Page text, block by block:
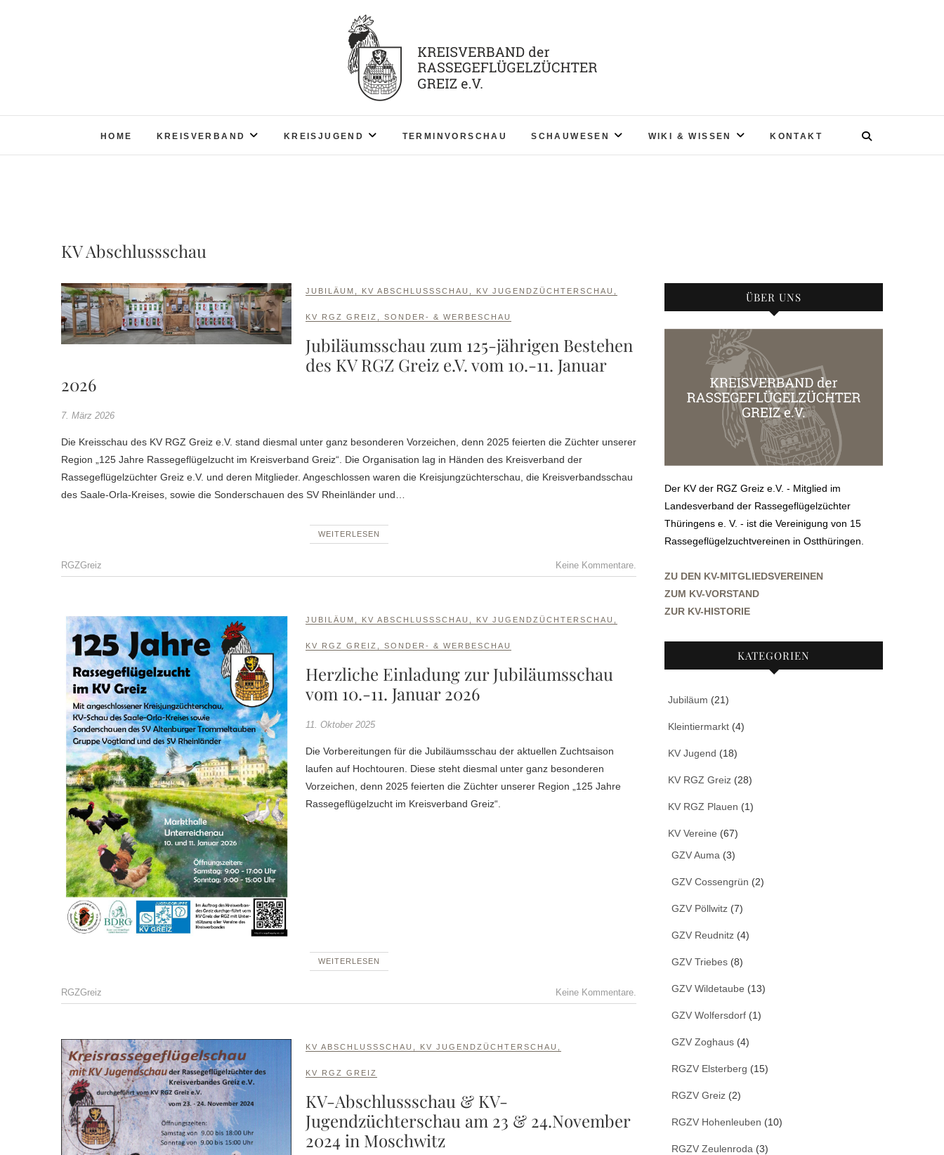
KV RGZ Greiz
HOME KREISVERBAND KREISJUGEND TERMINVORSCHAU SCHAUWESEN WIKI & WISSEN KONTAKT
KV Abschlussschau
JUBILÄUM KV ABSCHLUSSSCHAU KV JUGENDZÜCHTERSCHAU
KV RGZ GREIZ SONDER- & WERBESCHAU
Jubiläumsschau zum 125-jährigen Bestehen
des KV RGZ Greiz e.V. vom 10.-11. Januar
2026
7. März 2026
Die Kreisschau des KV RGZ Greiz e.V. stand diesmal unter ganz besonderen Vorzeichen, denn 2025 feierten die Züchter unserer
Region „125 Jahre Rassegeflügelzucht im Kreisverband Greiz“. Die Organisation lag in Händen des Kreisverband der
Rassegeflügelzüchter Greiz e.V. und deren Mitglieder. Angeschlossen waren die Kreisjungzüchterschau, die Kreisverbandsschau
des Saale-Orla-Kreises, sowie die Sonderschauen des SV Rheinländer und…
WEITERLESEN
RGZGreiz Keine Kommentare.
JUBILÄUM KV ABSCHLUSSSCHAU KV JUGENDZÜCHTERSCHAU
KV RGZ GREIZ SONDER- & WERBESCHAU
Herzliche Einladung zur Jubiläumsschau
vom 10.-11. Januar 2026
11. Oktober 2025
Die Vorbereitungen für die Jubiläumsschau der aktuellen Zuchtsaison
laufen auf Hochtouren. Diese steht diesmal unter ganz besonderen
Vorzeichen, denn 2025 feierten die Züchter unserer Region „125 Jahre
Rassegeflügelzucht im Kreisverband Greiz“.
WEITERLESEN
RGZGreiz Keine Kommentare.
KV ABSCHLUSSSCHAU KV JUGENDZÜCHTERSCHAU
KV RGZ GREIZ
KV-Abschlussschau & KV-
Jugendzüchterschau am 23 & 24.November
2024 in Moschwitz
ÜBER UNS
Der KV der RGZ Greiz e.V. - Mitglied im
Landesverband der Rassegeflügelzüchter
Thüringens e. V. - ist die Vereinigung von 15
Rassegeflügelzuchtvereinen in Ostthüringen.
ZU DEN KV-MITGLIEDSVEREINEN
ZUM KV-VORSTAND
ZUR KV-HISTORIE
KATEGORIEN
Jubiläum (21)
Kleintiermarkt (4)
KV Jugend (18)
KV RGZ Greiz (28)
KV RGZ Plauen (1)
KV Vereine (67)
GZV Auma (3)
GZV Cossengrün (2)
GZV Pöllwitz (7)
GZV Reudnitz (4)
GZV Triebes (8)
GZV Wildetaube (13)
GZV Wolfersdorf (1)
GZV Zoghaus (4)
RGZV Elsterberg (15)
RGZV Greiz (2)
RGZV Hohenleuben (10)
RGZV Zeulenroda (3)